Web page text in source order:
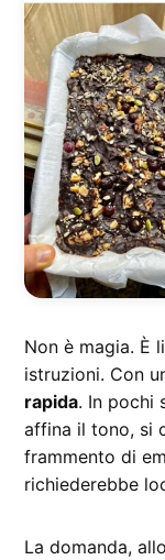
Non è magia. È
istruzioni. Con
rapida. In pochi
affina il tono, si
frammento di
richiederebbe
La domanda,